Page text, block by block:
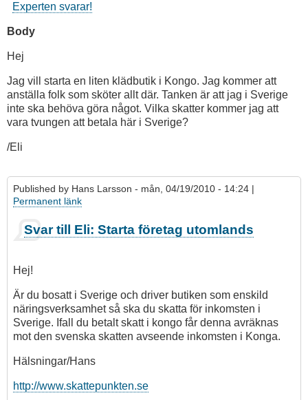
Experten svarar!
Body
Hej
Jag vill starta en liten klädbutik i Kongo. Jag kommer att
anställa folk som sköter allt där. Tanken är att jag i Sverige
inte ska behöva göra något. Vilka skatter kommer jag att
vara tvungen att betala här i Sverige?
/Eli
Published by Hans Larsson - mån, 04/19/2010 - 14:24 |
Permanent länk
Svar till Eli: Starta företag utomlands
Hej!
Är du bosatt i Sverige och driver butiken som enskild
näringsverksamhet så ska du skatta för inkomsten i
Sverige. Ifall du betalt skatt i kongo får denna avräknas
mot den svenska skatten avseende inkomsten i Konga.
Hälsningar/Hans
http://www.skattepunkten.se